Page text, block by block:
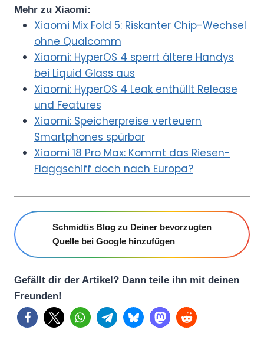
Mehr zu Xiaomi:
Xiaomi Mix Fold 5: Riskanter Chip-Wechsel
ohne Qualcomm
Xiaomi: HyperOS 4 sperrt ältere Handys
bei Liquid Glass aus
Xiaomi: HyperOS 4 Leak enthüllt Release
und Features
Xiaomi: Speicherpreise verteuern
Smartphones spürbar
Xiaomi 18 Pro Max: Kommt das Riesen-
Flaggschiff doch nach Europa?
Schmidtis Blog zu Deiner bevorzugten
Quelle bei Google hinzufügen
Gefällt dir der Artikel? Dann teile ihn mit deinen
Freunden!